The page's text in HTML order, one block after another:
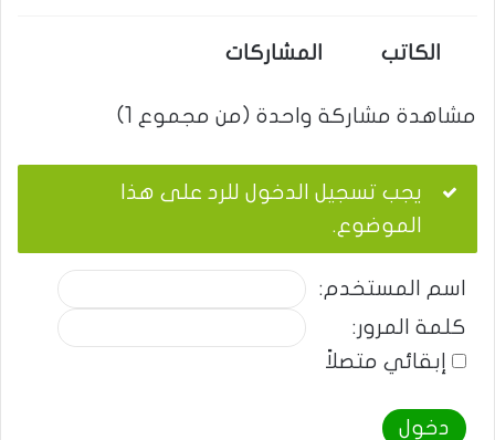
الكاتب المشاركات
مشاهدة مشاركة واحدة (من مجموع 1)
يجب تسجيل الدخول للرد على هذا
الموضوع.
اسم المستخدم:
كلمة المرور:
إبقائي متصلاً
دخول